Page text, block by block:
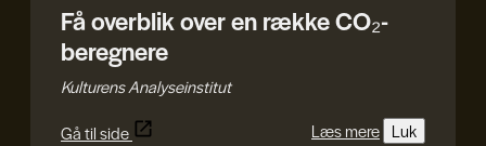
Få overblik over en række CO₂-
beregnere
Kulturens Analyseinstitut
Gå til side
Læs mere Luk